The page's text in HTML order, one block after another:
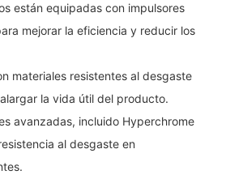
están equipadas con impulsores
mejorar la eficiencia y reducir los
materiales resistentes al desgaste
la vida útil del producto.
avanzadas, incluido Hyperchrome
al desgaste en